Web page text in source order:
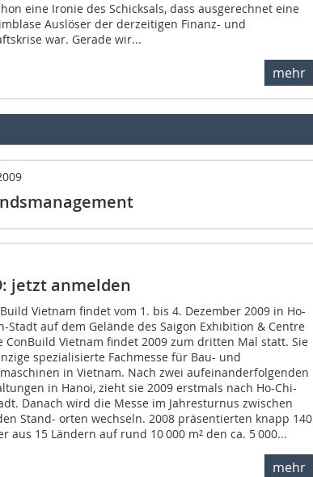
eine Ironie des Schicksals, dass ausgerechnet eine
Auslöser der derzeitigen Finanz- und
war. Gerade wir...
mehr
jetzt anmelden
Vietnam findet vom 1. bis 4. Dezember 2009 in Ho-
Stadt auf dem Gelände des Saigon Exhibition & Centre
ConBuild Vietnam findet 2009 zum dritten Mal statt. Sie
spezialisierte Fachmesse für Bau- und
in Vietnam. Nach zwei aufeinanderfolgenden
in Hanoi, zieht sie 2009 erstmals nach Ho-Chi-
Danach wird die Messe im Jahresturnus zwischen
Stand- orten wechseln. 2008 präsentierten knapp 140
aus 15 Ländern auf rund 10 000 m² den ca. 5 000...
mehr